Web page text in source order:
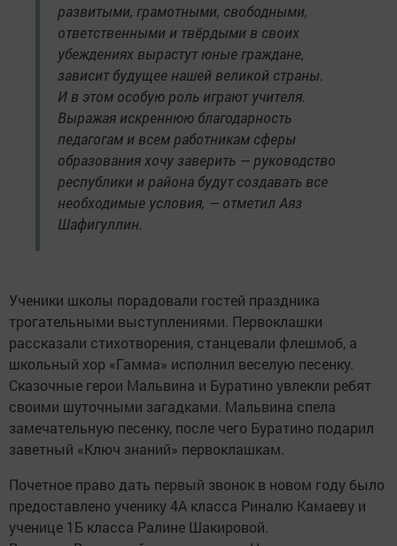
развитыми, грамотными, свободными,
ответственными и твёрдыми в своих
убеждениях вырастут юные граждане,
зависит будущее нашей великой страны.
И в этом особую роль играют учителя.
Выражая искреннюю благодарность
педагогам и всем работникам сферы
образования хочу заверить — руководство
республики и района будут создавать все
необходимые условия, — отметил Аяз
Шафигуллин.
Ученики школы порадовали гостей праздника
трогательными выступлениями. Первоклашки
рассказали стихотворения, станцевали флешмоб, а
школьный хор «Гамма» исполнил веселую песенку.
Сказочные герои Мальвина и Буратино увлекли ребят
своими шуточными загадками. Мальвина спела
замечательную песенку, после чего Буратино подарил
заветный «Ключ знаний» первоклашкам.
Почетное право дать первый звонок в новом году было
предоставлено ученику 4А класса Риналю Камаеву и
ученице 1Б класса Ралине Шакировой.